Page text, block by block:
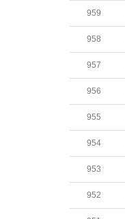
959
958
957
956
955
954
953
952